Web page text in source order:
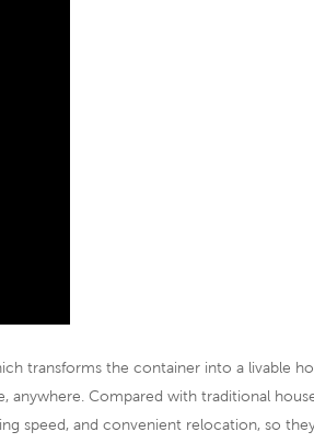
transforms the container into a livable
anywhere. Compared with traditional
speed, and convenient relocation, so